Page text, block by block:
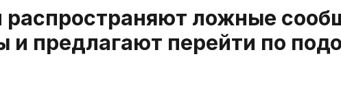
ложные
и предлагают перейти по